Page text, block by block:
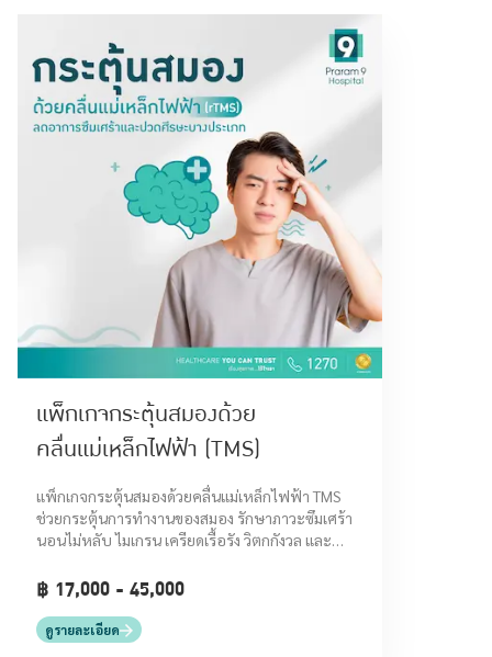
แพ็กเกจกระตุ้นสมองด้วย
คลื่นแม่เหล็กไฟฟ้า (TMS)
แพ็กเกจกระตุ้นสมองด้วยคลื่นแม่เหล็กไฟฟ้า TMS
ช่วยกระตุ้นการทำงานของสมอง รักษาภาวะซึมเศร้า
นอนไม่หลับ ไมเกรน เครียดเรื้อรัง วิตกกังวล และ
฿ 17,000 - 45,000
ดูรายละเอียด